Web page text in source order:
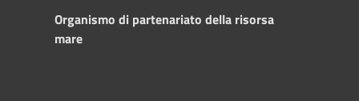
Organismo di partenariato della risorsa
mare